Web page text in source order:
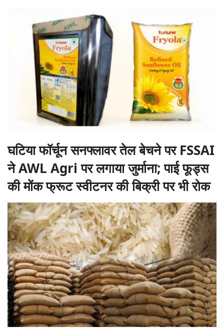
घटिया फॉर्चून सनफ्लावर तेल बेचने पर FSSAI
ने AWL Agri पर लगाया जुर्माना; पाई फूड्स
की मोंक फ्रूट स्वीटनर की बिक्री पर भी रोक